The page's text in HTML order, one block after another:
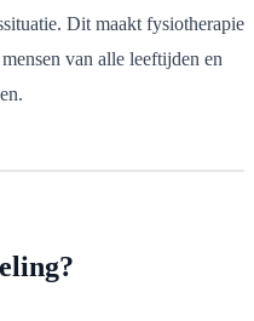
Dit maakt fysiotherapie
van alle leeftijden en